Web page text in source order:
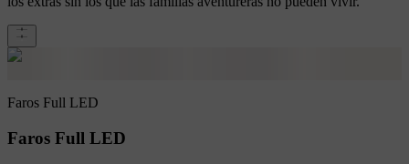
Faros Full LED
Faros Full LED